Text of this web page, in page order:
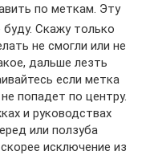
по меткам. Эту
Скажу только
не смогли или не
дальше лезть
если метка
попадет по центру.
и руководствах
или ползуба
исключение из